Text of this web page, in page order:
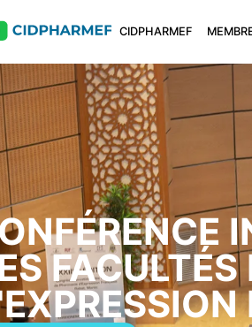
CIDPHARMEF